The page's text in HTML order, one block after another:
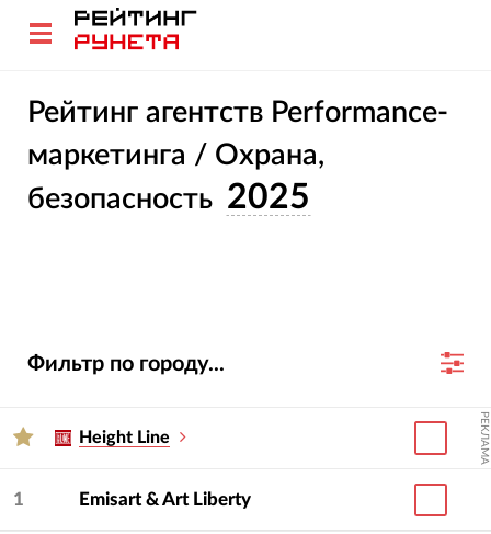
Рейтинг агентств Performance-
маркетинга / Охрана,
безопасность 2025
Фильтр по городу...
Height Line РЕКЛАМА
1 Emisart & Art Liberty